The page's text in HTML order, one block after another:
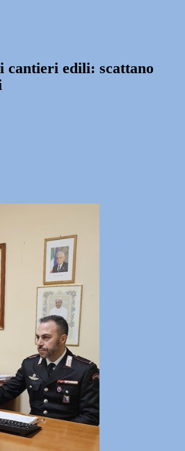
cantieri edili: scattano